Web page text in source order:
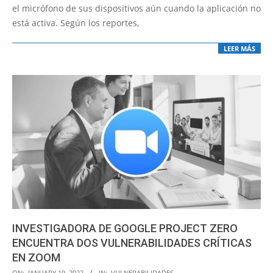
el micrófono de sus dispositivos aún cuando la aplicación no
está activa. Según los reportes,
LEER MÁS
INVESTIGADORA DE GOOGLE PROJECT ZERO
ENCUENTRA DOS VULNERABILIDADES CRÍTICAS
EN ZOOM